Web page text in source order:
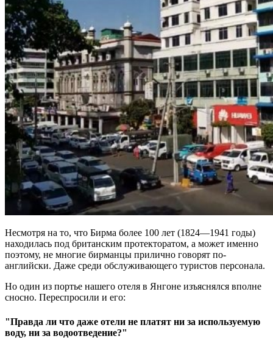
Несмотря на то, что Бирма более 100 лет (1824—1941 годы)
находилась под британским протекторатом, а может именно
поэтому, не многие бирманцы прилично говорят по-
английски. Даже среди обслуживающего туристов персонала.
Но один из портье нашего отеля в Янгоне изъяснялся вполне
сносно. Переспросили и его:
"Правда ли что даже отели не платят ни за используемую
воду, ни за водоотведение?"